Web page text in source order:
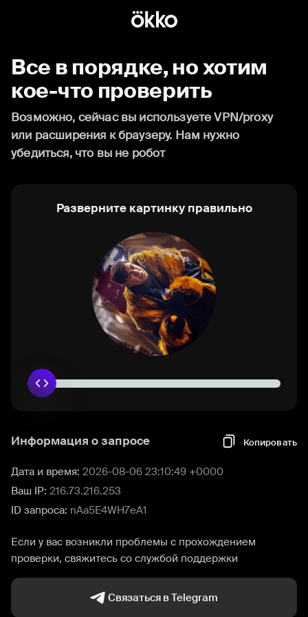
Все в порядке, но хотим
кое-что проверить
Возможно, сейчас вы используете VPN/proxy
или расширения к браузеру. Нам нужно
убедиться, что вы не робот
Разверните картинку правильно
Информация о запросе Копировать
Дата и время: 2026-08-06 23:10:49 +0000
Ваш IP: 216.73.216.253
ID запроса: nAa5E4WH7eA1
Если у вас возникли проблемы с прохождением
проверки, свяжитесь со службой поддержки
Связаться в Telegram